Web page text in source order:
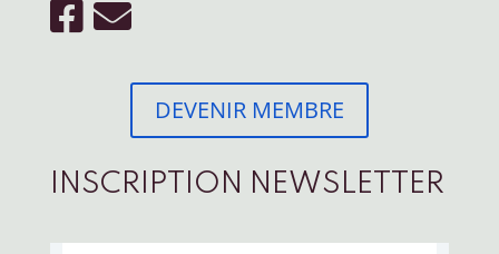
DEVENIR MEMBRE
INSCRIPTION NEWSLETTER